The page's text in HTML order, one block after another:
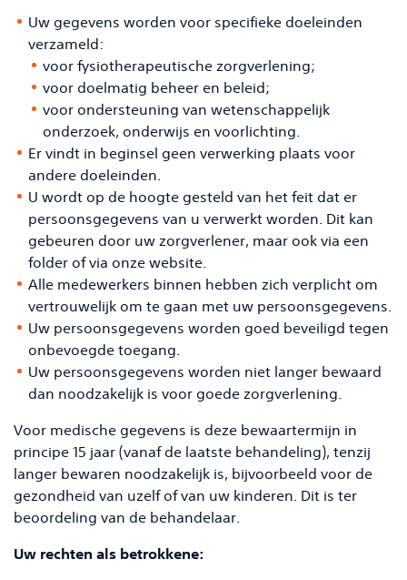
Uw gegevens worden voor specifieke doeleinden
verzameld:
voor fysiotherapeutische zorgverlening;
voor doelmatig beheer en beleid;
voor ondersteuning van wetenschappelijk
onderzoek, onderwijs en voorlichting.
Er vindt in beginsel geen verwerking plaats voor
andere doeleinden.
U wordt op de hoogte gesteld van het feit dat er
persoonsgegevens van u verwerkt worden. Dit kan
gebeuren door uw zorgverlener, maar ook via een
folder of via onze website.
Alle medewerkers binnen hebben zich verplicht om
vertrouwelijk om te gaan met uw persoonsgegevens.
Uw persoonsgegevens worden goed beveiligd tegen
onbevoegde toegang.
Uw persoonsgegevens worden niet langer bewaard
dan noodzakelijk is voor goede zorgverlening.
Voor medische gegevens is deze bewaartermijn in
principe 15 jaar (vanaf de laatste behandeling), tenzij
langer bewaren noodzakelijk is, bijvoorbeeld voor de
gezondheid van uzelf of van uw kinderen. Dit is ter
beoordeling van de behandelaar.
Uw rechten als betrokkene: